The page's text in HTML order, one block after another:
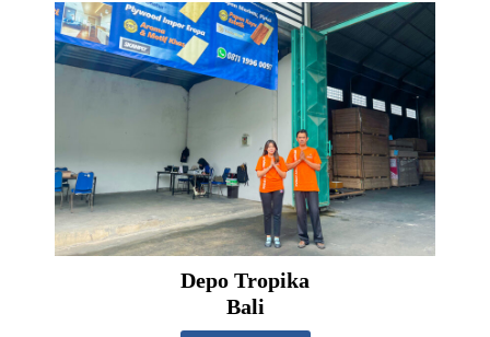
Depo Tropika
Bali